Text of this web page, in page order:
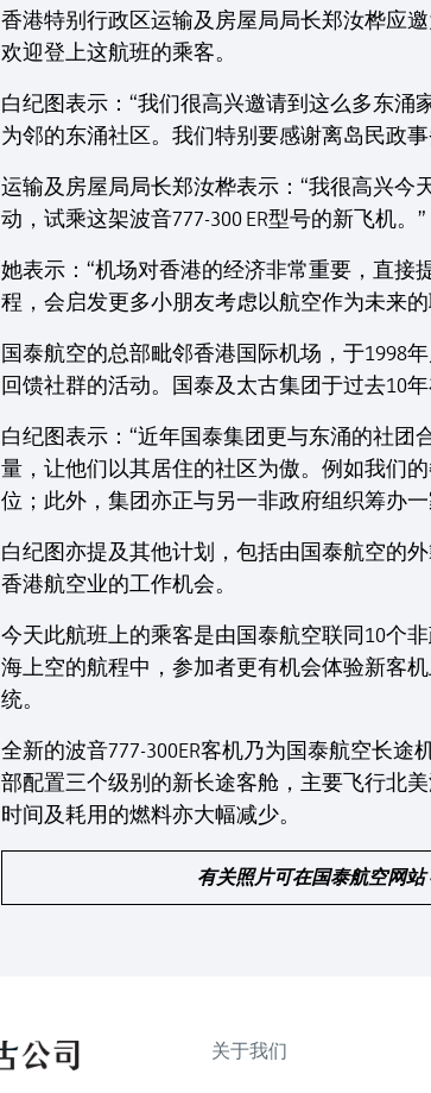
香港特别行政区运输及房屋局局长郑汝桦应
欢迎登上这航班的乘客。
白纪图表示：“我们很高兴邀请到这么多东
为邻的东涌社区。我们特别要感谢离岛民政
运输及房屋局局长郑汝桦表示：“我很高兴今
动，试乘这架波音777-300 ER型号的新飞机。”
她表示：“机场对香港的经济非常重要，直
程，会启发更多小朋友考虑以航空作为未来的
国泰航空的总部毗邻香港国际机场，于1998
回馈社群的活动。国泰及太古集团于过去10
白纪图表示：“近年国泰集团更与东涌的社
量，让他们以其居住的社区为傲。例如我们
位；此外，集团亦正与另一非政府组织筹办
白纪图亦提及其他计划，包括由国泰航空的
香港航空业的工作机会。
今天此航班上的乘客是由国泰航空联同10个
海上空的航程中，参加者更有机会体验新客
统。
全新的波音777-300ER客机乃为国泰航空长
部配置三个级别的新长途客舱，主要飞行北
时间及耗用的燃料亦大幅减少。
有关照片可在国泰航空网站
关于我们